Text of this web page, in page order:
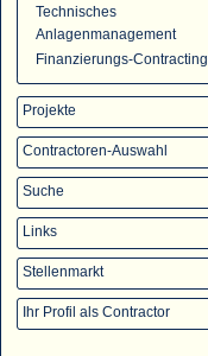
Technisches
Anlagenmanagement
Finanzierungs-Contracting
Projekte
Contractoren-Auswahl
Suche
Links
Stellenmarkt
Ihr Profil als Contractor